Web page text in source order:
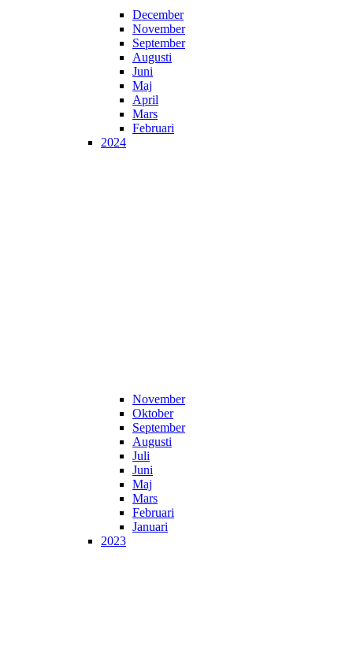
December
November
September
Augusti
Juni
Maj
April
Mars
Februari
2024
November
Oktober
September
Augusti
Juli
Juni
Maj
Mars
Februari
Januari
2023